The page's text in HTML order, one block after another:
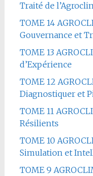
Traité de
TOME 14
Gouvernance et
TOME 13
d’Expérience
TOME 12
Diagnostiquer et
TOME 11
Résilients
TOME 10
Simulation et
TOME 9